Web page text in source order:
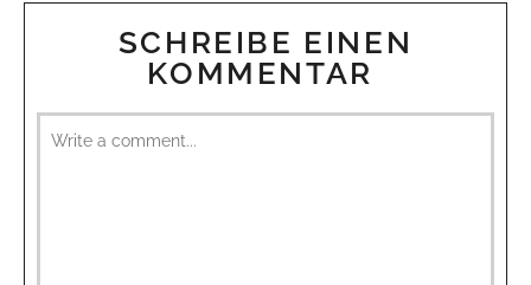
SCHREIBE EINEN
KOMMENTAR